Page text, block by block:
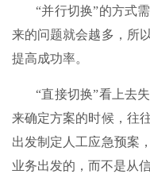
“并行切换”的方式
来的问题就会越多，所
提高成功率。
“直接切换”看上去
来确定方案的时候，往
出发制定人工应急预案
业务出发的，而不是从